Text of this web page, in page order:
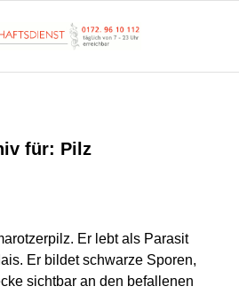
für: Pilz
Er lebt als Parasit
Er bildet schwarze Sporen,
sichtbar an den befallenen